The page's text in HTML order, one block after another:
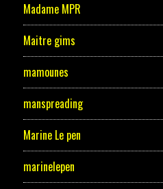
Madame MPR
Maitre gims
mamounes
manspreading
Marine Le pen
marinelepen